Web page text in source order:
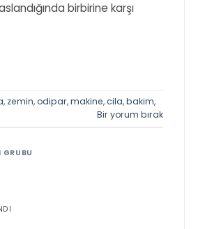
birbirine karşı
, zemin,odipar,makine,cila,bakim,
Bir yorum bırak
GRUBU